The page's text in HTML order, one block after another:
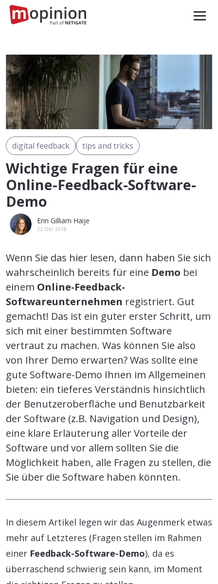
digital feedback tips and tricks
Wichtige Fragen für eine
Online-Feedback-Software-
Demo
Erin Gilliam Haije
22 Okt 2018
Wenn Sie das hier lesen, dann haben Sie sich
wahrscheinlich bereits für eine Demo bei
einem Online-Feedback-
Softwareunternehmen registriert. Gut
gemacht! Das ist ein guter erster Schritt, um
sich mit einer bestimmten Software
vertraut zu machen. Was können Sie also
von Ihrer Demo erwarten? Was sollte eine
gute Software-Demo Ihnen im Allgemeinen
bieten: ein tieferes Verständnis hinsichtlich
der Benutzeroberfläche und Benutzbarkeit
der Software (z.B. Navigation und Design),
eine klare Erläuterung aller Vorteile der
Software und vor allem sollten Sie die
Möglichkeit haben, alle Fragen zu stellen, die
Sie über die Software haben könnten.
In diesem Artikel legen wir das Augenmerk etwas
mehr auf Letzteres (Fragen stellen im Rahmen
einer Feedback-Software-Demo), da es
überraschend schwierig sein kann, im Moment